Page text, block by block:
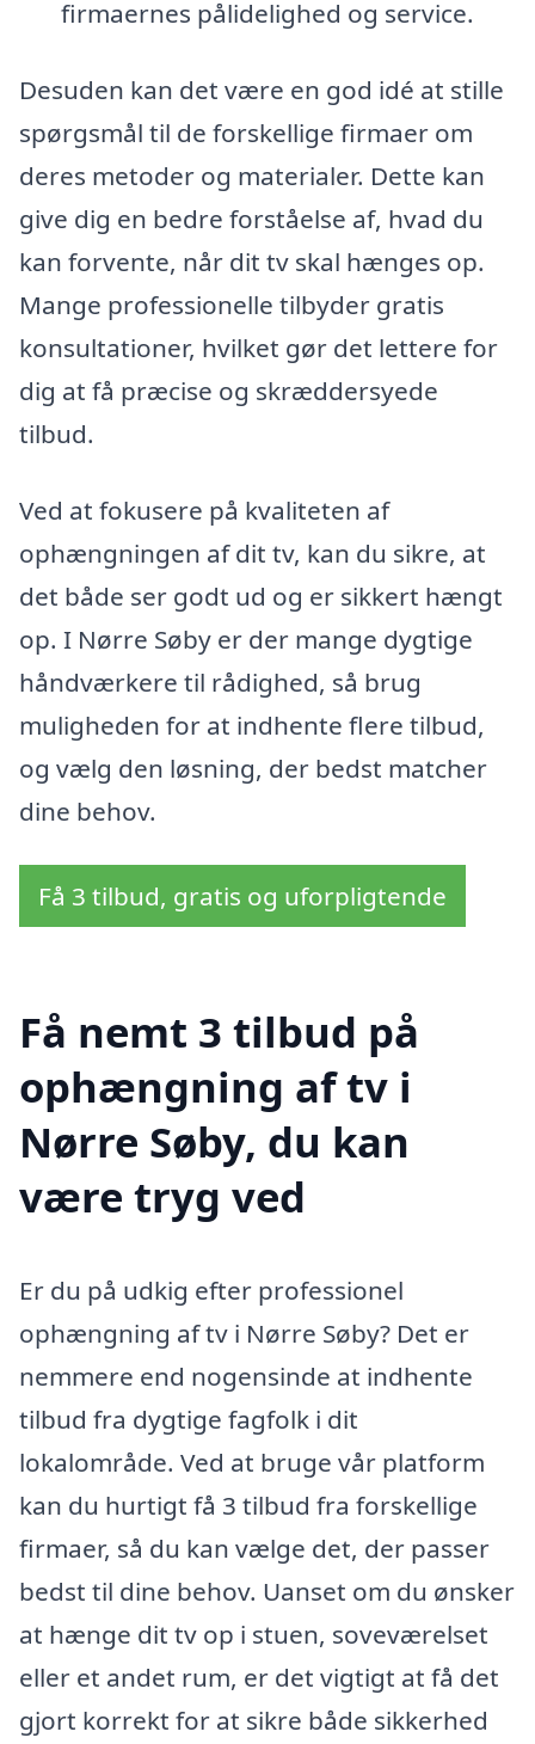
firmaernes pålidelighed og service.
Desuden kan det være en god idé at stille
spørgsmål til de forskellige firmaer om
deres metoder og materialer. Dette kan
give dig en bedre forståelse af, hvad du
kan forvente, når dit tv skal hænges op.
Mange professionelle tilbyder gratis
konsultationer, hvilket gør det lettere for
dig at få præcise og skræddersyede
tilbud.
Ved at fokusere på kvaliteten af
ophængningen af dit tv, kan du sikre, at
det både ser godt ud og er sikkert hængt
op. I Nørre Søby er der mange dygtige
håndværkere til rådighed, så brug
muligheden for at indhente flere tilbud,
og vælg den løsning, der bedst matcher
dine behov.
Få 3 tilbud, gratis og uforpligtende
Få nemt 3 tilbud på
ophængning af tv i
Nørre Søby, du kan
være tryg ved
Er du på udkig efter professionel
ophængning af tv i Nørre Søby? Det er
nemmere end nogensinde at indhente
tilbud fra dygtige fagfolk i dit
lokalområde. Ved at bruge vår platform
kan du hurtigt få 3 tilbud fra forskellige
firmaer, så du kan vælge det, der passer
bedst til dine behov. Uanset om du ønsker
at hænge dit tv op i stuen, soveværelset
eller et andet rum, er det vigtigt at få det
gjort korrekt for at sikre både sikkerhed